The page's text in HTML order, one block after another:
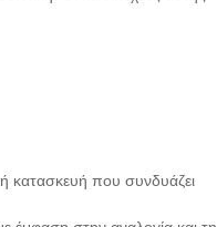
που συνδυάζει